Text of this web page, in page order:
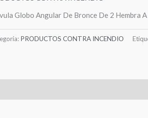
Globo Angular De Bronce De 2 Hembra
PRODUCTOS CONTRA INCENDIO